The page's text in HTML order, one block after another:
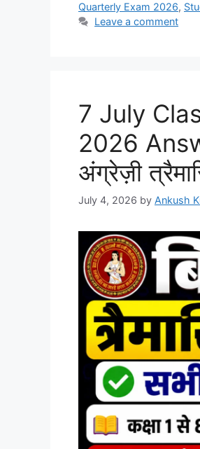
Quarterly Exam 2026,
Leave a comment
7 July
2026
अंग्रेज़ी
July 4, 2026 by Ankush